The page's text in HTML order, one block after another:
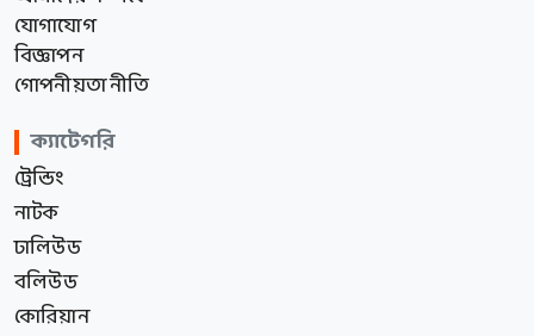
যোগাযোগ
বিজ্ঞাপন
গোপনীয়তা নীতি
ক্যাটেগরি
ট্রেন্ডিং
নাটক
ঢালিউড
বলিউড
কোরিয়ান